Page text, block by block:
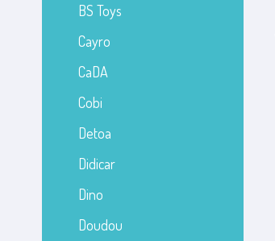
BS Toys
Cayro
CaDA
Cobi
Detoa
Didicar
Dino
Doudou